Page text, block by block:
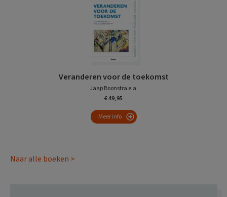
Veranderen voor de toekomst
Jaap Boonstra e.a.
€ 49,95
Meer info
Naar alle boeken >